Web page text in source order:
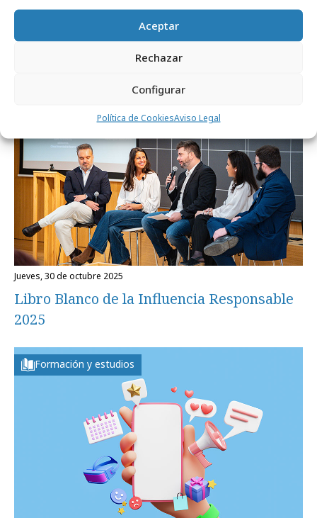
Aceptar
Rechazar
Configurar
Política de CookiesAviso Legal
Todo lo que hay que saber sobre Influence
Marketing en España
jueves, 30 de octubre 2025
Libro Blanco de la Influencia Responsable
2025
Formación y estudios